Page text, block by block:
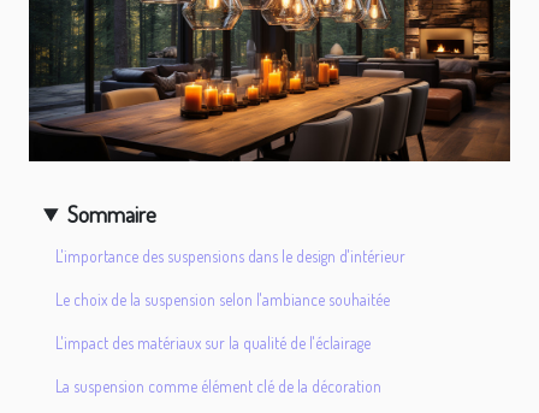
Sommaire
L'importance des suspensions dans le design d'intérieur
Le choix de la suspension selon l'ambiance souhaitée
L'impact des matériaux sur la qualité de l'éclairage
La suspension comme élément clé de la décoration